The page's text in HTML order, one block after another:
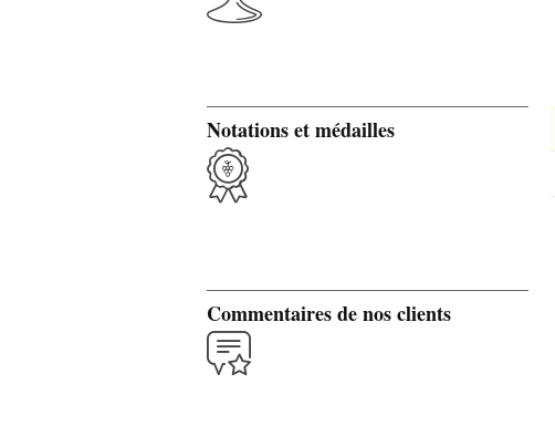
Notations et médailles
Commentaires de nos clients